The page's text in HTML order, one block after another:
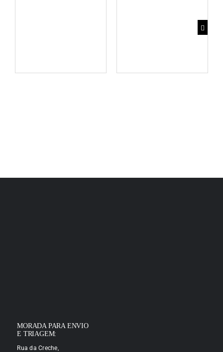
MORADA PARA ENVIO
E TRIAGEM:
Rua da Creche,